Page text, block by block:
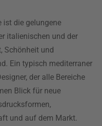
ist die gelungene
italienischen und der
Schönheit und
Ein typisch mediterraner
der alle Bereiche
Blick für neue
und auf dem Markt.